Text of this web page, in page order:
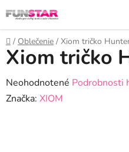
na
obsah
Domov
/ Oblečenie / Xiom tričko
Xiom tričko
Priemerné
hodnotenie
Neohodnotené Podrobnosti
Značka: XIOM